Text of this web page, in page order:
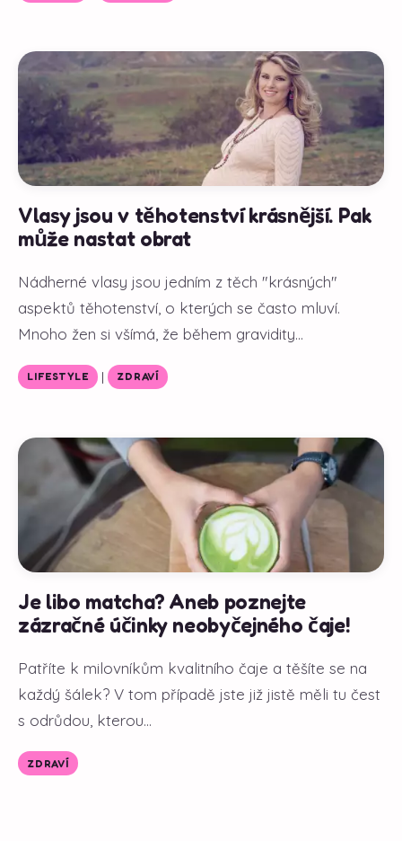
Vlasy jsou v těhotenství krásnější. Pak
může nastat obrat
Nádherné vlasy jsou jedním z těch "krásných"
aspektů těhotenství, o kterých se často mluví.
Mnoho žen si všímá, že během gravidity...
LIFESTYLE | ZDRAVÍ
Je libo matcha? Aneb poznejte
zázračné účinky neobyčejného čaje!
Patříte k milovníkům kvalitního čaje a těšíte se na
každý šálek? V tom případě jste již jistě měli tu čest
s odrůdou, kterou...
ZDRAVÍ